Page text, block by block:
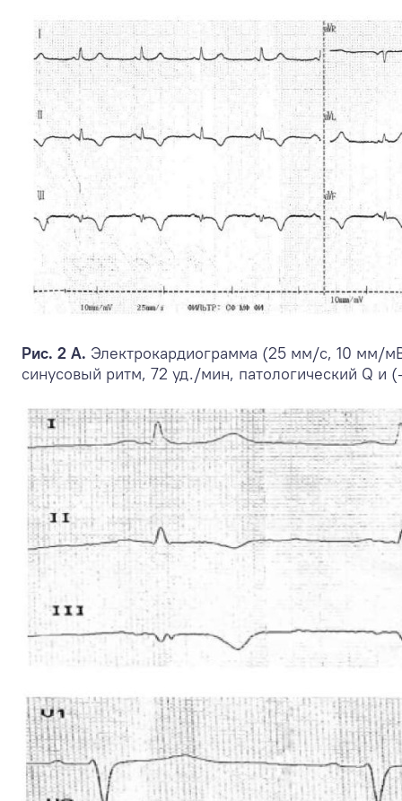
Рис. 2 А. Электрокардиограмма (25 мм/с, 10 мм/
синусовый ритм, 72 уд./мин, патологический Q и